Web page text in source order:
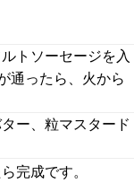
トソーセージを入
通ったら、火から
ー、粒マスタード
完成です。